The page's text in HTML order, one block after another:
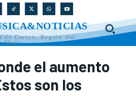
de Curicó, Región del
Chile
el aumento
son los